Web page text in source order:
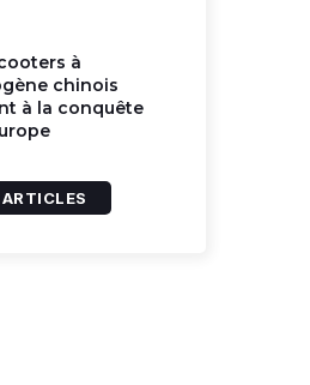
à
chinois
à la conquête